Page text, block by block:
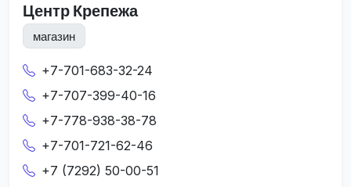
Центр Крепежа
магазин
+7-701-683-32-24
+7-707-399-40-16
+7-778-938-38-78
+7-701-721-62-46
+7 (7292) 50-00-51